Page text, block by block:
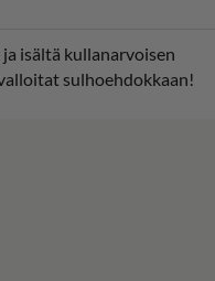
isältä kullanarvoisen
sulhoehdokkaan!